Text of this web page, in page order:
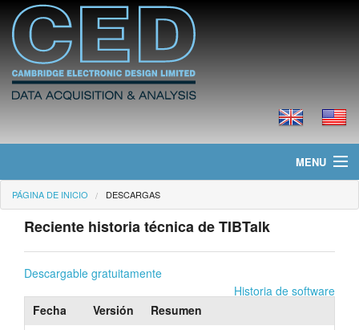
MENU
Página de Inicio
Noticias
Productos
Precios
PÁGINA DE INICIO DESCARGAS
Reciente historia técnica de TIBTalk
Descargable gratuitamente
Historia de software
Fecha
Versión
Resumen